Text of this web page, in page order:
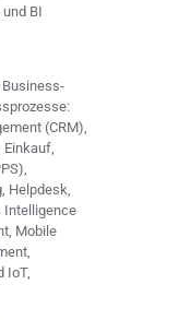
BI
(CRM),
Einkauf,
Helpdesk,
Intelligence
Mobile
IoT,